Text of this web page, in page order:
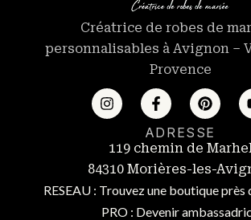
ADRESSE
119 chemin de Marhel
84310 Morières-les-
RESEAU : Trouvez une boutique près
PRO : Devenir
Créatrice de robes de
personnalisables à Avignon –
Provence